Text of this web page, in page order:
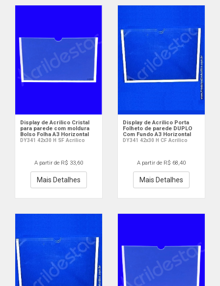
Display de Acrilico Cristal
para parede com moldura
Bolso Folha A3 Horizontal
DY341 42x30 H SF Acrilico
A partir de R$ 33,60
Mais Detalhes
Display de Acrilico Porta
Folheto de parede DUPLO
Com Fundo A3 Horizontal
DY341 42x30 H CF Acrilico
A partir de R$ 68,40
Mais Detalhes